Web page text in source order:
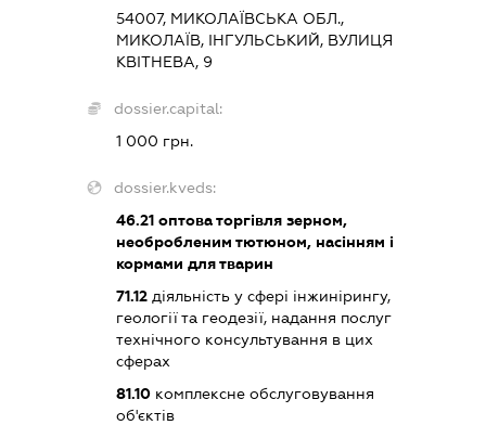
54007, МИКОЛАЇВСЬКА ОБЛ.,
МИКОЛАЇВ, ІНГУЛЬСЬКИЙ, ВУЛИЦЯ
КВІТНЕВА, 9
dossier.capital:
1 000 грн.
dossier.kveds:
46.21 оптова торгівля зерном,
необробленим тютюном, насінням і
кормами для тварин
71.12 діяльність у сфері інжинірингу,
геології та геодезії, надання послуг
технічного консультування в цих
сферах
81.10 комплексне обслуговування
об'єктів